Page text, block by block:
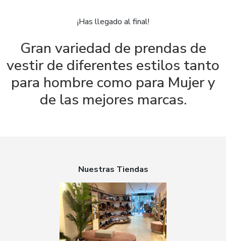
¡Has llegado al final!
Gran variedad de prendas de
vestir de diferentes estilos tanto
para hombre como para Mujer y
de las mejores marcas.
Nuestras Tiendas